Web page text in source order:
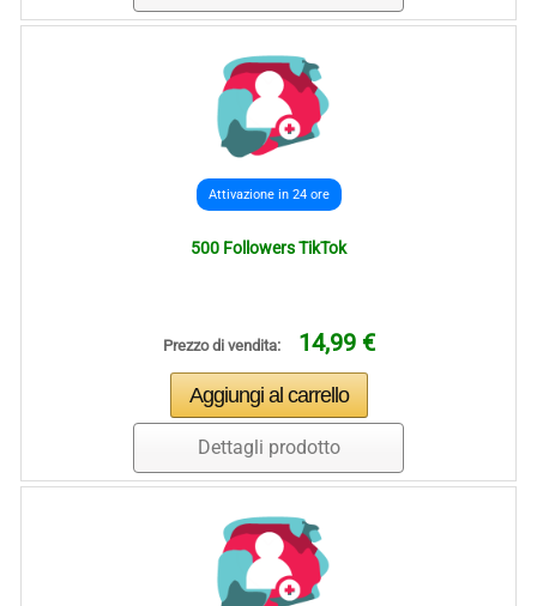
Attivazione in 24 ore
500 Followers TikTok
Prezzo di vendita: 14,99 €
Dettagli prodotto